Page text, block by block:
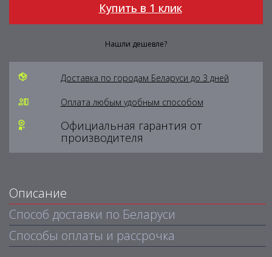
Купить в 1 клик
Нашли дешевле?
Доставка по городам Беларуси до 3 дней
Оплата любым удобным способом
Официальная гарантия от
производителя
Описание
Способ доставки по Беларуси
Способы оплаты и рассрочка